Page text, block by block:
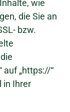
wie
die Sie an
bzw.
auf „https://“
in Ihrer